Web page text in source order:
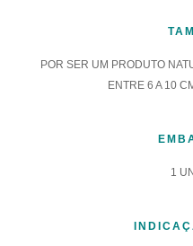
POR SER UM PRODUTO
ENTRE 6 A 10
1